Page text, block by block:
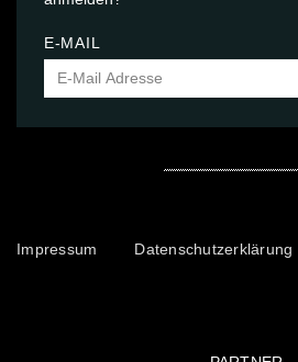
E-MAIL
Impressum Datenschutzerklärung